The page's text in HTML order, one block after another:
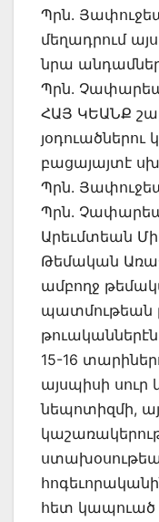
Պրն.
մեղադրում
նրա
Պրն.
ՀԱՅ ԿԵԱՆՔ
յօդուածներու
բացայայտէ
Պրն.
Պրն.
Արեւմտեան
Թեմական
ամբողջ
պատմութեան
թուականներէն
15-16
այսպիսի սուր
նեպոտիզմի,
հետ կապուած